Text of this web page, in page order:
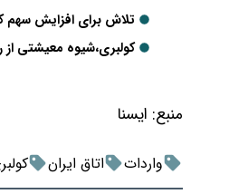
تلاش برای افزایش سهم
کولبری،شیوه معیشتی
منبع: ايسنا
واردات اتاق ایران